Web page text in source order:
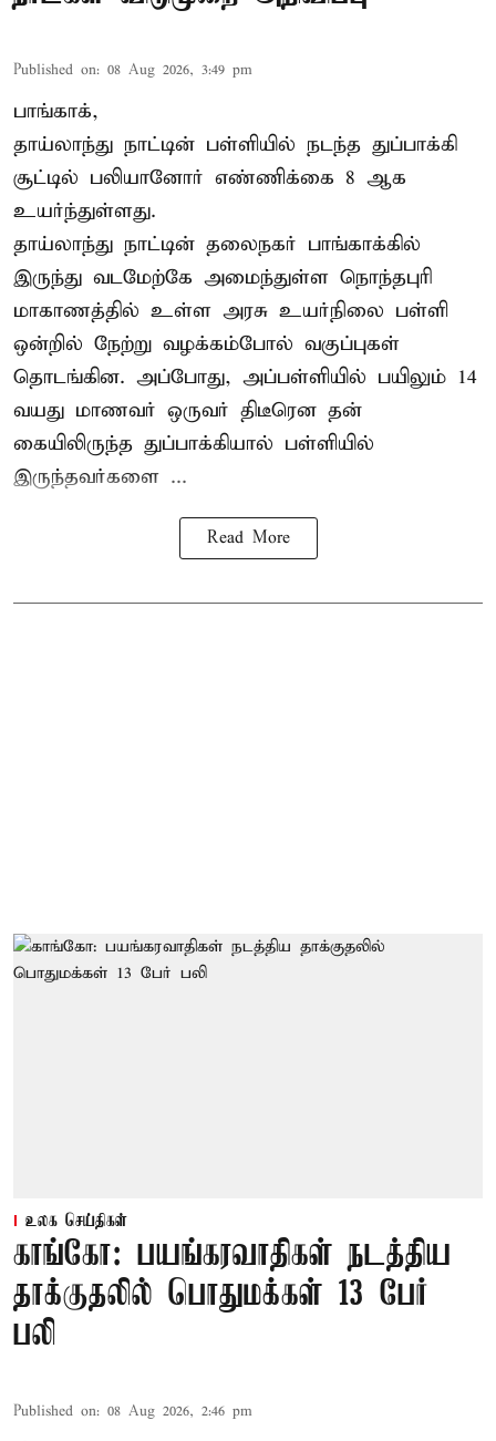
Published on: 08 Aug 2026, 3:49 pm
பாங்காக்,
தாய்லாந்து நாட்டின் பள்ளியில் நடந்த துப்பாக்கி
சூட்டில் பலியானோர் எண்ணிக்கை 8 ஆக
உயர்ந்துள்ளது.
தாய்லாந்து நாட்டின் தலைநகர் பாங்காக்கில்
இருந்து வடமேற்கே அமைந்துள்ள நொந்தபுரி
மாகாணத்தில் உள்ள அரசு உயர்நிலை பள்ளி
ஒன்றில் நேற்று வழக்கம்போல் வகுப்புகள்
தொடங்கின. அப்போது, அப்பள்ளியில் பயிலும் 14
வயது மாணவர் ஒருவர் திடீரென தன்
கையிலிருந்த துப்பாக்கியால் பள்ளியில்
இருந்தவர்களை ...
Read More
உலக செய்திகள்
காங்கோ: பயங்கரவாதிகள் நடத்திய
தாக்குதலில் பொதுமக்கள் 13 பேர்
பலி
Published on: 08 Aug 2026, 2:46 pm